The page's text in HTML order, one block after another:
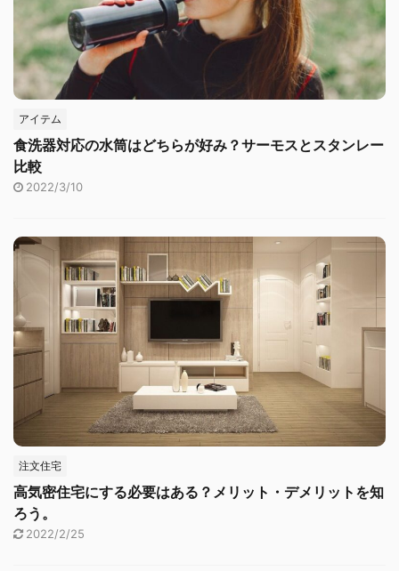
アイテム
食洗器対応の水筒はどちらが好み？サーモスとスタンレー
比較
2022/3/10
注文住宅
高気密住宅にする必要はある？メリット・デメリットを知
ろう。
2022/2/25